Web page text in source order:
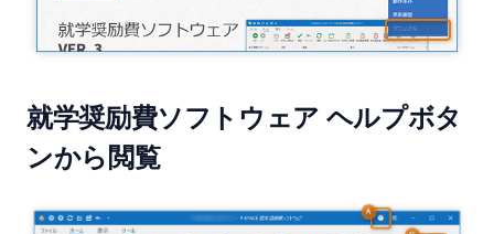
就学奨励費ソフトウェア ヘルプボタ
ンから閲覧